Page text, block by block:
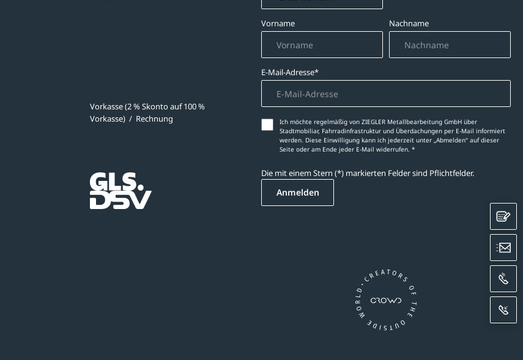
Vorkasse (2 % Skonto auf 100 %
Vorkasse) / Rechnung
Vorname Nachname
E-Mail-Adresse*
Ich möchte regelmäßig von ZIEGLER Metallbearbeitung GmbH über
Stadtmobiliar, Fahrradinfrastruktur und Überdachungen per E-Mail informiert
werden. Diese Einwilligung kann ich jederzeit unter „Abmelden‘‘ auf dieser
Seite oder am Ende jeder E-Mail widerrufen. *
Die mit einem Stern (*) markierten Felder sind Pflichtfelder.
Anmelden